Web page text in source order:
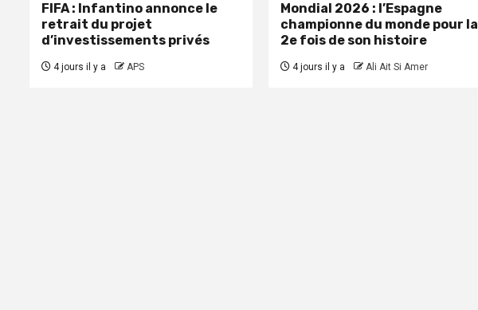
FIFA : Infantino annonce le
retrait du projet
d’investissements privés
4 jours il y a APS
Mondial 2026 : l’Espagne
championne du monde pour la
2e fois de son histoire
4 jours il y a Ali Ait Si Amer